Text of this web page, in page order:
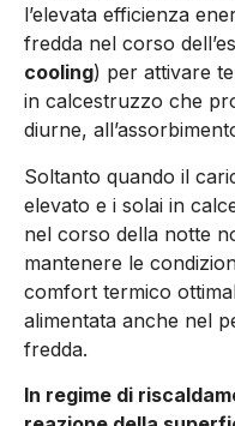
l’elevata efficien­za
fredda nel corso
cooling) per attivare
in calcestruzzo che
diurne,
Soltanto quando il
elevato e i solai in
nel corso della notte
mantenere le
comfort termico
alimentata anche nel
fredda.
In regime di